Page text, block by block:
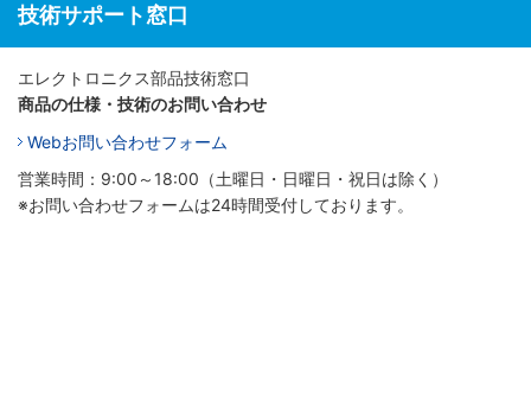
技術サポート窓口
エレクトロニクス部品技術窓口
商品の仕様・技術のお問い合わせ
Webお問い合わせフォーム
営業時間：9:00～18:00（土曜日・日曜日・祝日は除く）
※お問い合わせフォームは24時間受付しております。